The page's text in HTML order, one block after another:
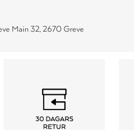
Main 32, 2670 Greve